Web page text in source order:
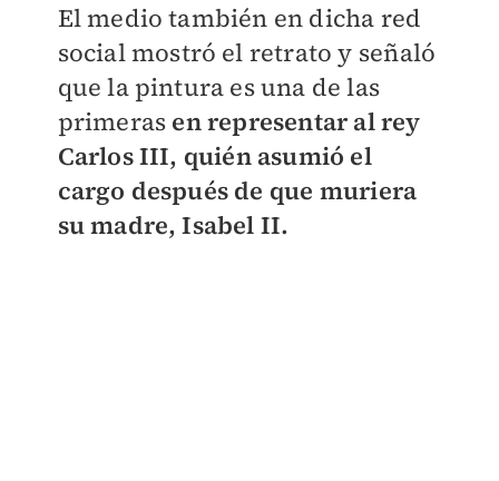
El medio también en dicha red
social mostró el retrato y señaló
que la pintura es una de las
primeras en representar al rey
Carlos III, quién asumió el
cargo después de que muriera
su madre, Isabel II.